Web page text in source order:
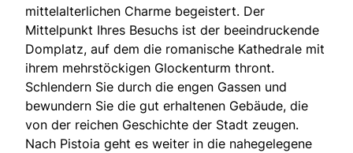
mittelalterlichen Charme begeistert. Der
Mittelpunkt Ihres Besuchs ist der beeindruckende
Domplatz, auf dem die romanische Kathedrale mit
ihrem mehrstöckigen Glockenturm thront.
Schlendern Sie durch die engen Gassen und
bewundern Sie die gut erhaltenen Gebäude, die
von der reichen Geschichte der Stadt zeugen.
Nach Pistoia geht es weiter in die nahegelegene